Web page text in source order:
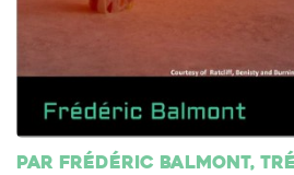
Par Frédéric Balmont,